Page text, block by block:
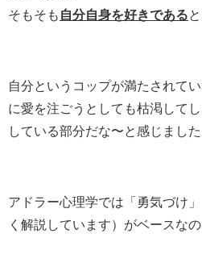
そもそも 自分自身を好きである
自分というコップが満たされて
に愛を注ごうとしても枯渇して
している部分だな〜と感じました
アドラー心理学では「勇気づけ
く解説しています）がベースなの